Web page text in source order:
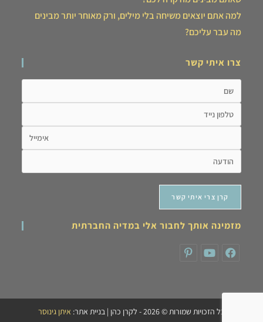
למה אתם יוצאים משיחה בלי מילים, ורק מאוחר יותר מבינים
מה עבר עליכם?
צרו איתי קשר
מזמינה אותך לחבור אלי במדיה החברתית
כל הזכויות שמורות © 2026 - לקרן כהן | בניית אתר: איתן גינוסר